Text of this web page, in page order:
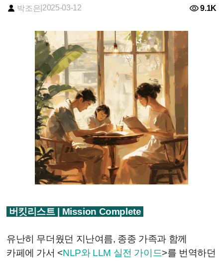
박조은 2025-03-12 9.1K
버킷리스트 | Mission Complete
유난히 무더웠던 지난여름, 종종 가족과 함께
카페에 가서 <NLP와 LLM 실전 가이드>를 번역하던